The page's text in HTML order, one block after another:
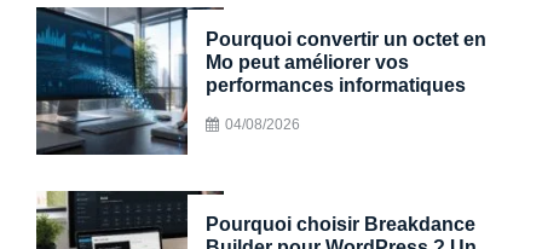
Pourquoi convertir un octet en
Mo peut améliorer vos
performances informatiques
04/08/2026
Pourquoi choisir Breakdance